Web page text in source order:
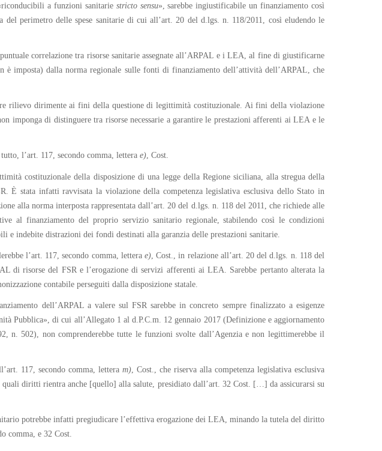
a funzioni sanitarie stricto sensu», sarebbe ingiustificabile un finanziamento così
del perimetro delle spese sanitarie di cui all’art. 20 del d.lgs. n. 118/2011, così eludendo le
correlazione tra risorse sanitarie assegnate all’ARPAL e i LEA, al fine di giustificarne
imposta) dalla norma regionale sulle fonti di finanziamento dell’attività dell’ARPAL, che
rilievo dirimente ai fini della questione di legittimità costituzionale. Ai fini della violazione
imponga di distinguere tra risorse necessarie a garantire le prestazioni afferenti ai LEA e le
l’art. 117, secondo comma, letterae), Cost.
costituzionale della disposizione di una legge della Regione siciliana, alla stregua della
È stata infatti ravvisata la violazione della competenza legislativa esclusiva dello Stato in
alla norma interposta rappresentata dall’art. 20 del d.lgs. n. 118 del 2011, che richiede alle
al finanziamento del proprio servizio sanitario regionale, stabilendo così le condizioni
indebite distrazioni dei fondi destinati alla garanzia delle prestazioni sanitarie.
l’art. 117, secondo comma, letterae) , Cost., in relazione all’art. 20 del d.lgs. n. 118 del
di risorse del FSR e l’erogazione di servizi afferenti ai LEA. Sarebbe pertanto alterata la
contabile perseguiti dalla disposizione statale.
dell’ARPAL a valere sul FSR sarebbe in concreto sempre finalizzato a esigenze
di cui all’Allegato 1 al d.P.C.m. 12 gennaio 2017 (Definizione e aggiornamento
n. 502), non comprenderebbe tutte le funzioni svolte dall’Agenzia e non legittimerebbe il
117, secondo comma, letteram), Cost., che riserva alla competenza legislativa esclusiva
diritti rientra anche [quello] alla salute, presidiato dall’art. 32 Cost. […] da assicurarsi su
potrebbe infatti pregiudicare l’effettiva erogazione dei LEA, minando la tutela del diritto
comma, e 32 Cost.